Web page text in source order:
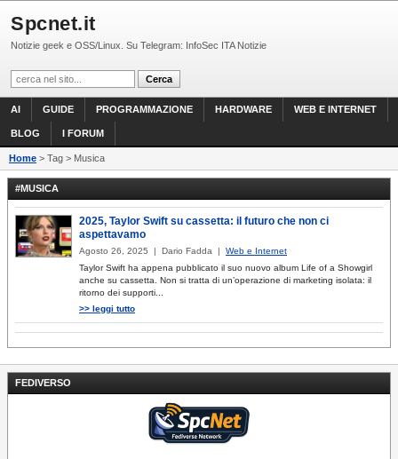
Spcnet.it
Notizie geek e OSS/Linux. Su Telegram: InfoSec ITA Notizie
AI GUIDE PROGRAMMAZIONE HARDWARE WEB E INTERNET
BLOG I FORUM
Home > Tag > Musica
FEDIVERSO
#MUSICA
2025, Taylor Swift su cassetta: il futuro che non ci
aspettavamo
Agosto 26, 2025 | Dario Fadda | Web e Internet
Taylor Swift ha appena pubblicato il suo nuovo album Life of a Showgirl
anche su cassetta. Non si tratta di un’operazione di marketing isolata: il
ritorno dei supporti...
>> leggi tutto